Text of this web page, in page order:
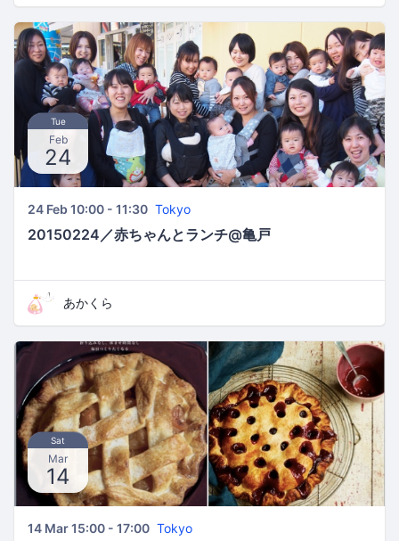
Tue
Feb
24
24 Feb 10:00 - 11:30 Tokyo
20150224／赤ちゃんとランチ@亀戸
あかくら
Sat
Mar
14
14 Mar 15:00 - 17:00 Tokyo